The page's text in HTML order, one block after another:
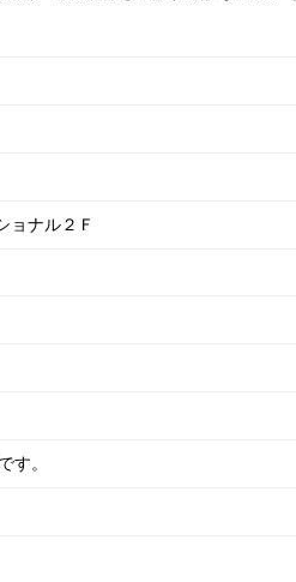
ナル２Ｆ
す。